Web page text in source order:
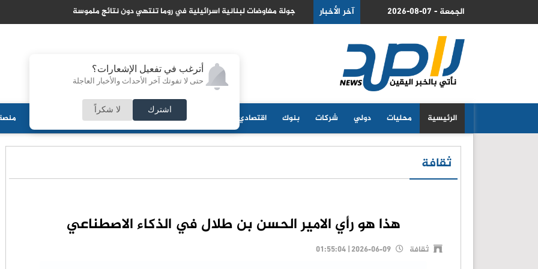
أترغب في تفعيل الإشعارات؟
حتى لا تفوتك آخر الأحداث والأخبار العاجلة
اشترك لا شكراً
2026-08-07 - الجمعة آخر الأخبار في روما تنتهي دون نتائج ملموسة السعودية تتاهب لتصبح مركزا عالميا لتدفقات راس المال الاسلامي
الرئيسية محليات دولي شركات بنوك اقتصادي منوعات ثقافة مجلس الأمة
ثقافة
هذا هو رأي الامير الحسن بن طلال في الذكاء الاصطناعي
ثقافة